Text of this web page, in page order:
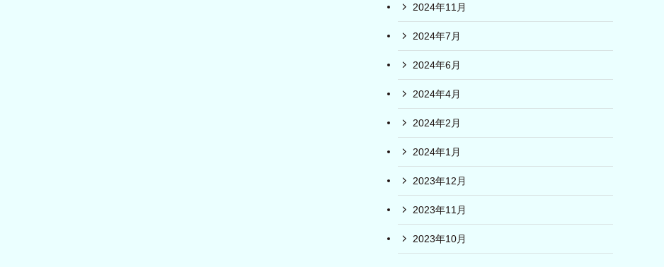
2024年11月
2024年7月
2024年6月
2024年4月
2024年2月
2024年1月
2023年12月
2023年11月
2023年10月